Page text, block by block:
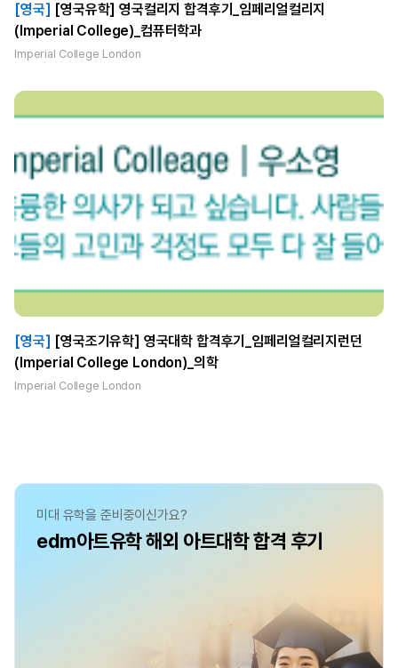
[영국]
(Imperial College)_컴퓨터학과
Imperial College London
[영국]
(Imperial College London)_의학
Imperial College London
미대 유학을 준비중이신가요?
edm아트유학 해외 아트대학 합격 후기